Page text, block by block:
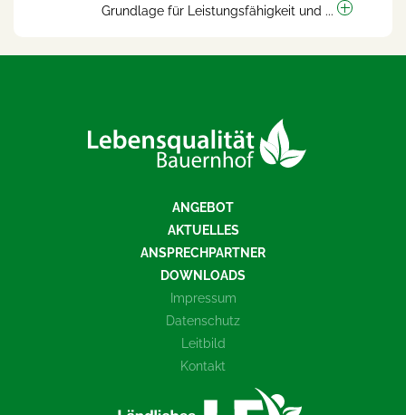
Grundlage für Leistungsfähigkeit und ...
ANGEBOT
AKTUELLES
ANSPRECHPARTNER
DOWNLOADS
Impressum
Datenschutz
Leitbild
Kontakt